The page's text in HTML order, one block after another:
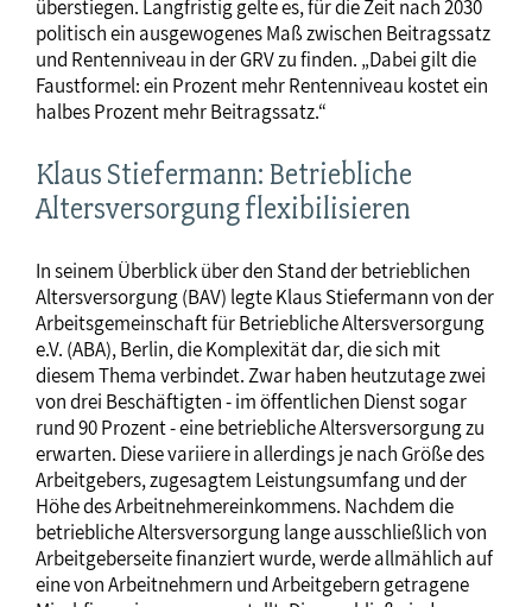
überstiegen. Langfristig gelte es, für die Zeit nach 2030
politisch ein ausgewogenes Maß zwischen Beitragssatz
und Rentenniveau in der GRV zu finden. „Dabei gilt die
Faustformel: ein Prozent mehr Rentenniveau kostet ein
halbes Prozent mehr Beitragssatz.“
Klaus Stiefermann: Betriebliche
Altersversorgung flexibilisieren
In seinem Überblick über den Stand der betrieblichen
Altersversorgung (BAV) legte Klaus Stiefermann von der
Arbeitsgemeinschaft für Betriebliche Altersversorgung
e.V. (ABA), Berlin, die Komplexität dar, die sich mit
diesem Thema verbindet. Zwar haben heutzutage zwei
von drei Beschäftigten - im öffentlichen Dienst sogar
rund 90 Prozent - eine betriebliche Altersversorgung zu
erwarten. Diese variiere in allerdings je nach Größe des
Arbeitgebers, zugesagtem Leistungsumfang und der
Höhe des Arbeitnehmereinkommens. Nachdem die
betriebliche Altersversorgung lange ausschließlich von
Arbeitgeberseite finanziert wurde, werde allmählich auf
eine von Arbeitnehmern und Arbeitgebern getragene